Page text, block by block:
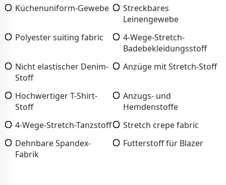
Küchenuniform-Gewebe
Streckbares
Leinengewebe
Polyester suiting fabric
4-Wege-Stretch-
Badebekleidungsstoff
Nicht elastischer Denim-
Stoff
Anzüge mit Stretch-Stoff
Hochwertiger T-Shirt-
Stoff
Anzugs- und
Hemdenstoffe
4-Wege-Stretch-Tanzstoff
Stretch crepe fabric
Dehnbare Spandex-
Fabrik
Futterstoff für Blazer